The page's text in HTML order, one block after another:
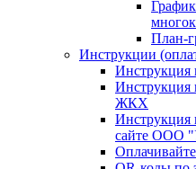
План-
Инструкции
Инструкция
Инструкция
ЖКХ
Инструкция
сайте ООО